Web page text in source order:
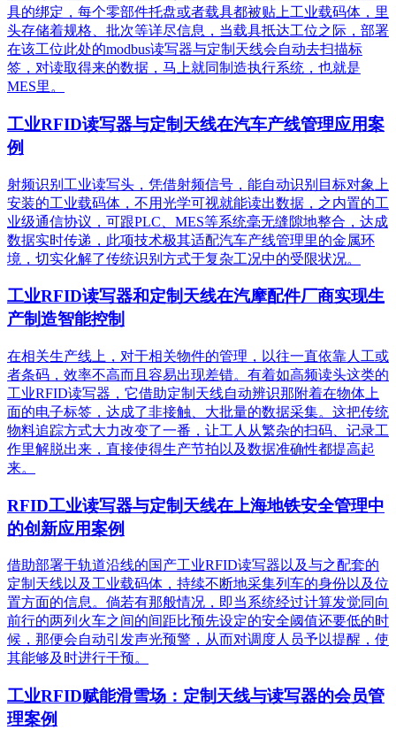
具的绑定，每个零部件托盘或者载具都被贴上工业载码体，里
头存储着规格、批次等详尽信息，当载具抵达工位之际，部署
在该工位此处的modbus读写器与定制天线会自动去扫描标
签，对读取得来的数据，马上就同制造执行系统，也就是
MES里。
工业RFID读写器与定制天线在汽车产线管理应用案
例
射频识别工业读写头，凭借射频信号，能自动识别目标对象上
安装的工业载码体，不用光学可视就能读出数据，之内置的工
业级通信协议，可跟PLC、MES等系统毫无缝隙地整合，达成
数据实时传递，此项技术极其适配汽车产线管理里的金属环
境，切实化解了传统识别方式于复杂工况中的受限状况。
工业RFID读写器和定制天线在汽摩配件厂商实现生
产制造智能控制
在相关生产线上，对于相关物件的管理，以往一直依靠人工或
者条码，效率不高而且容易出现差错。有着如高频读头这类的
工业RFID读写器，它借助定制天线自动辨识那附着在物体上
面的电子标签，达成了非接触、大批量的数据采集。这把传统
物料追踪方式大力改变了一番，让工人从繁杂的扫码、记录工
作里解脱出来，直接使得生产节拍以及数据准确性都提高起
来。
RFID工业读写器与定制天线在上海地铁安全管理中
的创新应用案例
借助部署于轨道沿线的国产工业RFID读写器以及与之配套的
定制天线以及工业载码体，持续不断地采集列车的身份以及位
置方面的信息。倘若有那般情况，即当系统经过计算发觉同向
前行的两列火车之间的间距比预先设定的安全阈值还要低的时
候，那便会自动引发声光预警，从而对调度人员予以提醒，使
其能够及时进行干预。
工业RFID赋能滑雪场：定制天线与读写器的会员管
理案例